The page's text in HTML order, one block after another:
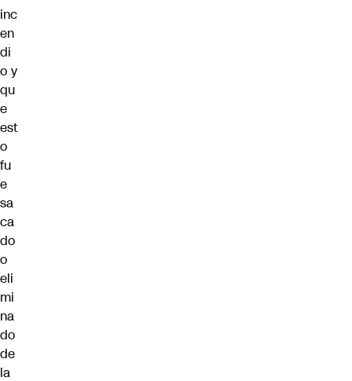
inc
en
di
o y
qu
e
est
o
fu
e
sa
ca
do
o
eli
mi
na
do
de
la